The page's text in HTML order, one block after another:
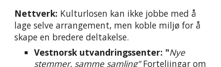
Nettverk: Kulturlosen kan ikke jobbe med å
lage selve arrangement, men koble miljø for å
skape en bredere deltakelse.
Vestnorsk utvandringssenter: "Nye
stemmer, samme samling"Forteljingar om